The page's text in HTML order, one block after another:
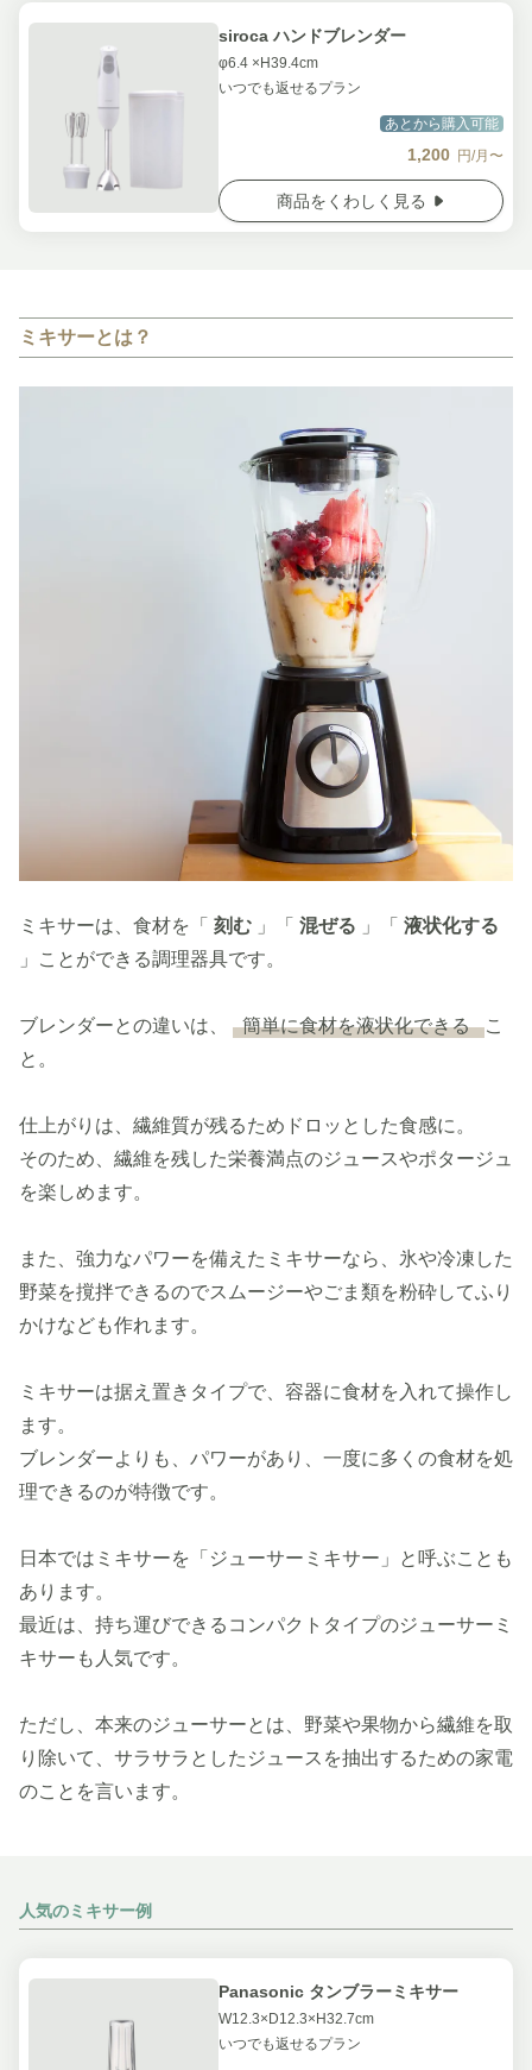
siroca ハンドブレンダー
φ6.4 ×H39.4cm
いつでも返せるプラン
あとから購入可能
1,200 円/月〜
商品をくわしく見る
ミキサーとは？
ミキサーは、食材を「 刻む 」「 混ぜる 」「 液状化する
」ことができる調理器具です。
ブレンダーとの違いは、 簡単に食材を液状化できる こ
と。
仕上がりは、繊維質が残るためドロッとした食感に。
そのため、繊維を残した栄養満点のジュースやポタージュ
を楽しめます。
また、強力なパワーを備えたミキサーなら、氷や冷凍した
野菜を撹拌できるのでスムージーやごま類を粉砕してふり
かけなども作れます。
ミキサーは据え置きタイプで、容器に食材を入れて操作し
ます。
ブレンダーよりも、パワーがあり、一度に多くの食材を処
理できるのが特徴です。
日本ではミキサーを「ジューサーミキサー」と呼ぶことも
あります。
最近は、持ち運びできるコンパクトタイプのジューサーミ
キサーも人気です。
ただし、本来のジューサーとは、野菜や果物から繊維を取
り除いて、サラサラとしたジュースを抽出するための家電
のことを言います。
人気のミキサー例
Panasonic タンブラーミキサー
W12.3×D12.3×H32.7cm
いつでも返せるプラン